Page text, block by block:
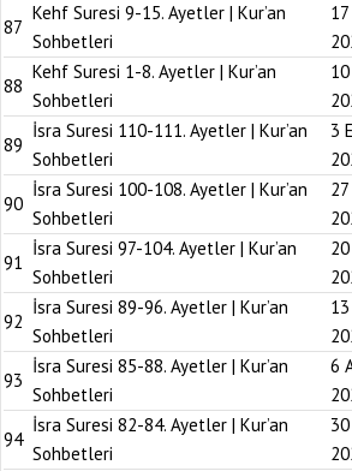
87
Kehf Suresi 9-15. Ayetler | Kur’an
Sohbetleri
88
Kehf Suresi 1-8. Ayetler | Kur’an
Sohbetleri
89
İsra Suresi 110-111. Ayetler | Kur’an
Sohbetleri
3
90
İsra Suresi 100-108. Ayetler | Kur’an
Sohbetleri
91
İsra Suresi 97-104. Ayetler | Kur’an
Sohbetleri
92
İsra Suresi 89-96. Ayetler | Kur’an
Sohbetleri
93
İsra Suresi 85-88. Ayetler | Kur’an
Sohbetleri
6
94
İsra Suresi 82-84. Ayetler | Kur’an
Sohbetleri